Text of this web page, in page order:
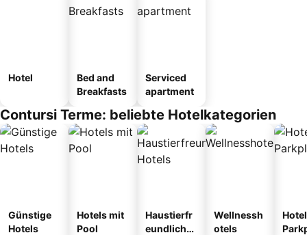
Hotel
Bed and
Breakfasts
Serviced
apartment
Contursi Terme: beliebte Hotelkategorien
Günstige
Hotels
Hotels mit
Pool
Haustierfr
eundliche
Wellnessh
otels